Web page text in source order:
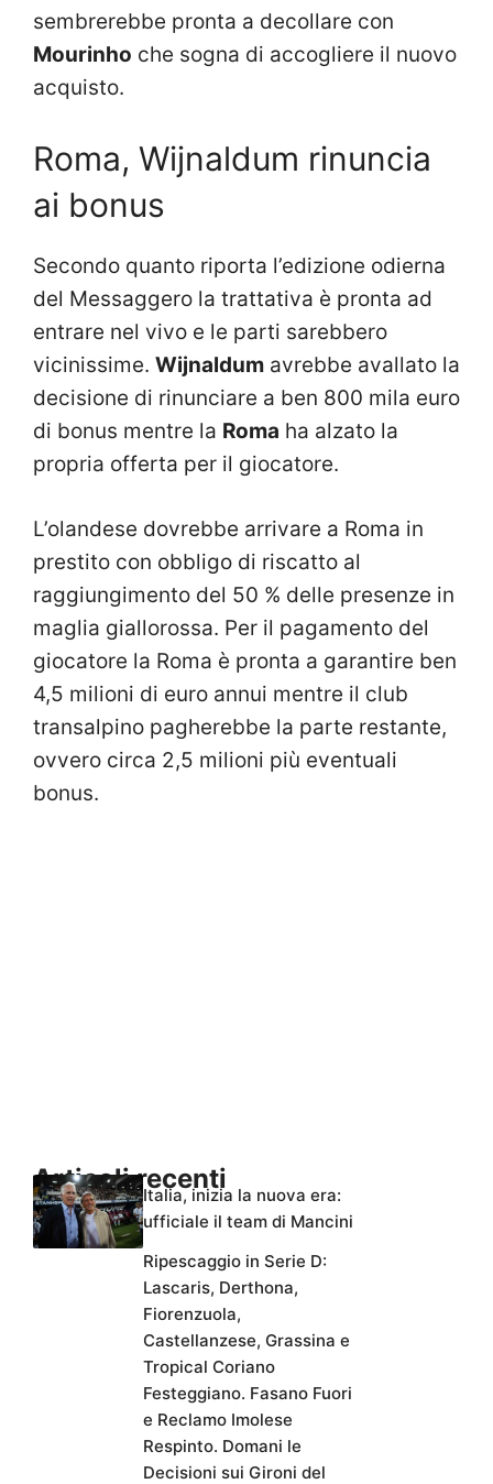
sembrerebbe pronta a decollare con
Mourinho che sogna di accogliere il nuovo
acquisto.
Roma, Wijnaldum rinuncia
ai bonus
Secondo quanto riporta l’edizione odierna
del Messaggero la trattativa è pronta ad
entrare nel vivo e le parti sarebbero
vicinissime. Wijnaldum avrebbe avallato la
decisione di rinunciare a ben 800 mila euro
di bonus mentre la Roma ha alzato la
propria offerta per il giocatore.
L’olandese dovrebbe arrivare a Roma in
prestito con obbligo di riscatto al
raggiungimento del 50 % delle presenze in
maglia giallorossa. Per il pagamento del
giocatore la Roma è pronta a garantire ben
4,5 milioni di euro annui mentre il club
transalpino pagherebbe la parte restante,
ovvero circa 2,5 milioni più eventuali
bonus.
Articoli recenti
Italia, inizia la nuova era:
ufficiale il team di Mancini
Ripescaggio in Serie D:
Lascaris, Derthona,
Fiorenzuola,
Castellanzese, Grassina e
Tropical Coriano
Festeggiano. Fasano Fuori
e Reclamo Imolese
Respinto. Domani le
Decisioni sui Gironi del